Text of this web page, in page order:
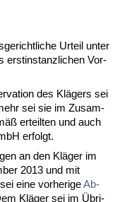
Ur­teil un­ter
erst­in­stanz­li­chen Vor­
des Klägers sei
sei sie im Zu­sam­
er­teil­ten und auch
er­folgt.
an den Kläger im
2013 und mit
ei­ne vor­he­ri­geAb­
Kläger sei im Übri­